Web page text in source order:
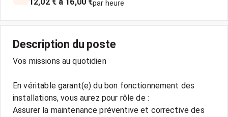
par heure
Description du poste
Vos missions au quotidien
En véritable garant(e) du bon fonctionnement des
installations, vous aurez pour rôle de :
Assurer la maintenance préventive et corrective des